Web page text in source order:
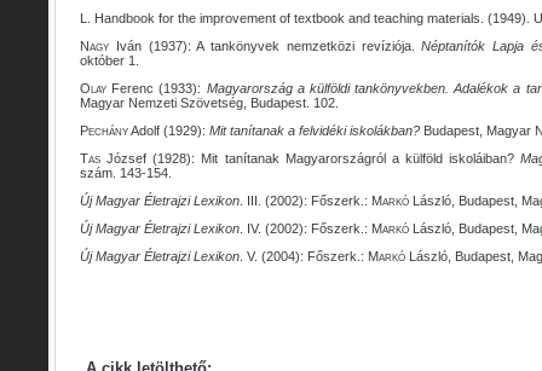
L. Handbook for the improvement of textbook and teaching materials. (1949).
Nagy Iván (1937): A tankönyvek nemzetközi revíziója.Néptanítók Lapja
október 1.
Olay Ferenc (1933): Magyarország a külföldi tankönyvekben. Adalékok a
Magyar Nemzeti Szövetség, Budapest. 102.
PechányAdolf (1929): Mit tanítanak a felvidéki iskolákban? Budapest, Magyar
Tas József (1928): Mit tanítanak Magyarországról a külföld iskoláiban?
szám. 143-154.
Új Magyar Életrajzi Lexikon . III. (2002): Főszerk.: Markó László, Budapest,
Új Magyar Életrajzi Lexikon . IV. (2002): Főszerk.: Markó László, Budapest,
Új Magyar Életrajzi Lexikon . V. (2004): Főszerk.: Markó László, Budapest,